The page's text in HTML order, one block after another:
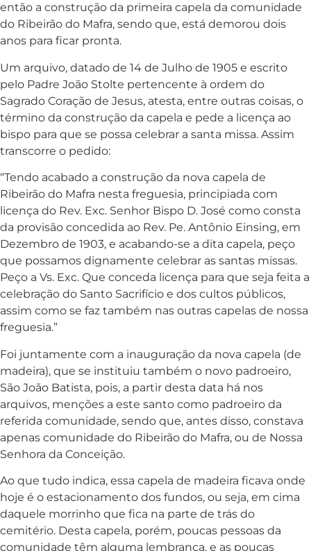
então a construção da primeira capela da comunidade
do Ribeirão do Mafra, sendo que, está demorou dois
anos para ficar pronta.
Um arquivo, datado de 14 de Julho de 1905 e escrito
pelo Padre João Stolte pertencente à ordem do
Sagrado Coração de Jesus, atesta, entre outras coisas, o
término da construção da capela e pede a licença ao
bispo para que se possa celebrar a santa missa. Assim
transcorre o pedido:
“Tendo acabado a construção da nova capela de
Ribeirão do Mafra nesta freguesia, principiada com
licença do Rev. Exc. Senhor Bispo D. José como consta
da provisão concedida ao Rev. Pe. Antônio Einsing, em
Dezembro de 1903, e acabando-se a dita capela, peço
que possamos dignamente celebrar as santas missas.
Peço a Vs. Exc. Que conceda licença para que seja feita a
celebração do Santo Sacrifício e dos cultos públicos,
assim como se faz também nas outras capelas de nossa
freguesia.”
Foi juntamente com a inauguração da nova capela (de
madeira), que se instituiu também o novo padroeiro,
São João Batista, pois, a partir desta data há nos
arquivos, menções a este santo como padroeiro da
referida comunidade, sendo que, antes disso, constava
apenas comunidade do Ribeirão do Mafra, ou de Nossa
Senhora da Conceição.
Ao que tudo indica, essa capela de madeira ficava onde
hoje é o estacionamento dos fundos, ou seja, em cima
daquele morrinho que fica na parte de trás do
cemitério. Desta capela, porém, poucas pessoas da
comunidade têm alguma lembrança, e as poucas